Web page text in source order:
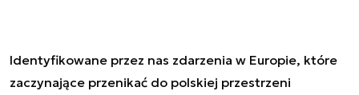
Identyfikowane przez nas zdarzenia w Europie, które
zaczynające przenikać do polskiej przestrzeni